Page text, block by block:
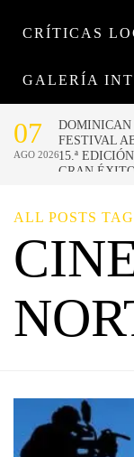
CRÍTICAS
GALERÍA
ALL POSTS